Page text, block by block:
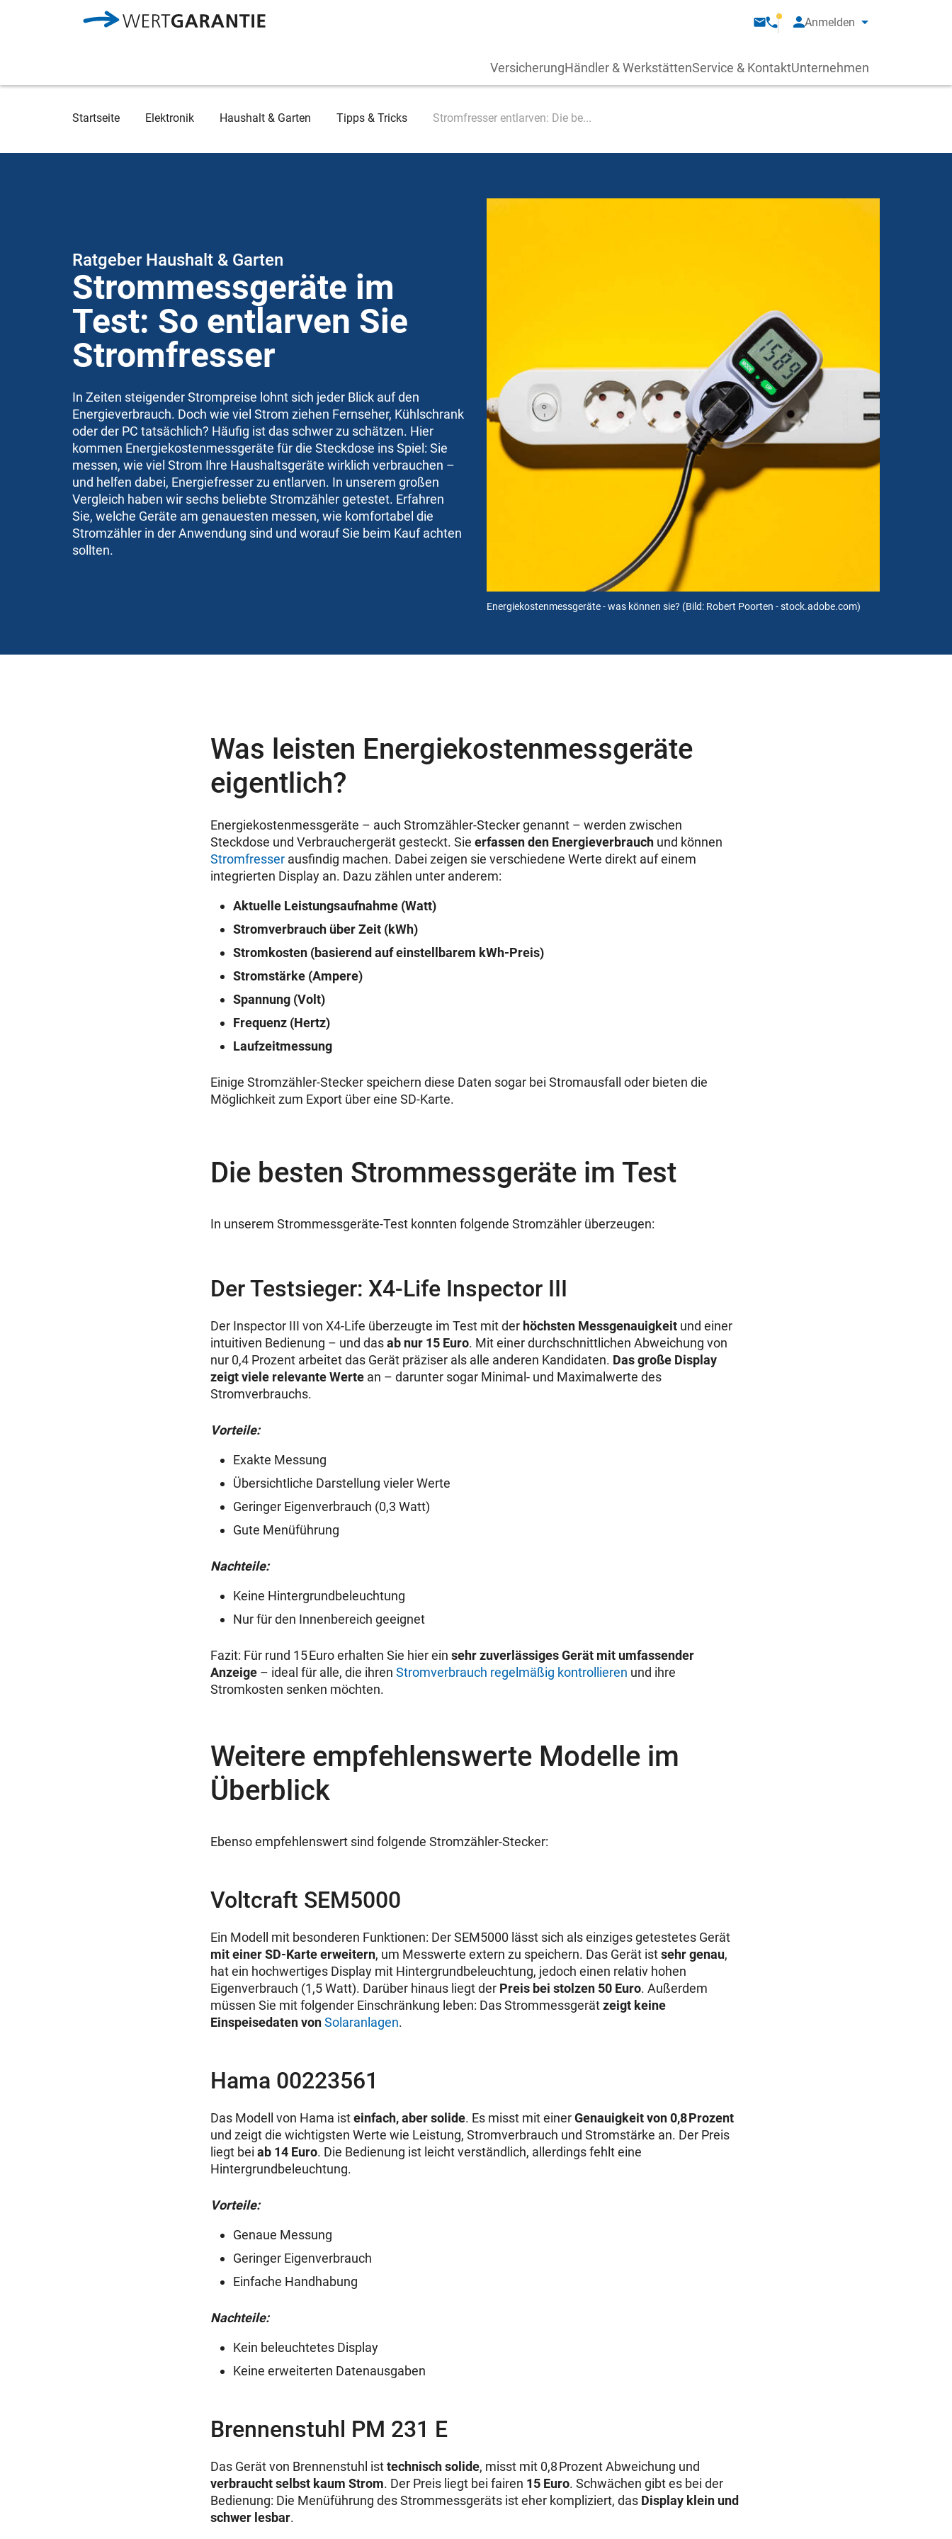
Anmelden
VersicherungHändler & WerkstättenService & KontaktUnternehmen
Breadcrumb
Startseite Elektronik Haushalt & Garten Tipps & Tricks Stromfresser entlarven: Die be...
Energiekostenmessgeräte - was können sie? (Bild: Robert Poorten - stock.adobe.com)
Ratgeber Haushalt & Garten
Strommessgeräte im
Test: So entlarven Sie
Stromfresser
In Zeiten steigender Strompreise lohnt sich jeder Blick auf den
Energieverbrauch. Doch wie viel Strom ziehen Fernseher, Kühlschrank
oder der PC tatsächlich? Häufig ist das schwer zu schätzen. Hier
kommen Energiekostenmessgeräte für die Steckdose ins Spiel: Sie
messen, wie viel Strom Ihre Haushaltsgeräte wirklich verbrauchen –
und helfen dabei, Energiefresser zu entlarven. In unserem großen
Vergleich haben wir sechs beliebte Stromzähler getestet. Erfahren
Sie, welche Geräte am genauesten messen, wie komfortabel die
Stromzähler in der Anwendung sind und worauf Sie beim Kauf achten
sollten.
Was leisten Energiekostenmessgeräte
eigentlich?
Energiekostenmessgeräte – auch Stromzähler-Stecker genannt – werden zwischen
Steckdose und Verbrauchergerät gesteckt. Sie erfassen den Energieverbrauch und können
Stromfresser ausfindig machen. Dabei zeigen sie verschiedene Werte direkt auf einem
integrierten Display an. Dazu zählen unter anderem:
Aktuelle Leistungsaufnahme (Watt)
Stromverbrauch über Zeit (kWh)
Stromkosten (basierend auf einstellbarem kWh-Preis)
Stromstärke (Ampere)
Spannung (Volt)
Frequenz (Hertz)
Laufzeitmessung
Einige Stromzähler-Stecker speichern diese Daten sogar bei Stromausfall oder bieten die
Möglichkeit zum Export über eine SD-Karte.
Die besten Strommessgeräte im Test
In unserem Strommessgeräte-Test konnten folgende Stromzähler überzeugen:
Der Testsieger: X4-Life Inspector III
Der Inspector III von X4-Life überzeugte im Test mit der höchsten Messgenauigkeit und einer
intuitiven Bedienung – und dasab nur 15 Euro. Mit einer durchschnittlichen Abweichung von
nur 0,4 Prozent arbeitet das Gerät präziser als alle anderen Kandidaten. Das große Display
zeigt viele relevante Werte an – darunter sogar Minimal- und Maximalwerte des
Stromverbrauchs.
Vorteile:
Exakte Messung
Übersichtliche Darstellung vieler Werte
Geringer Eigenverbrauch (0,3 Watt)
Gute Menüführung
Nachteile:
Keine Hintergrundbeleuchtung
Nur für den Innenbereich geeignet
Fazit: Für rund 15 Euro erhalten Sie hier ein sehr zuverlässiges Gerät mit umfassender
Anzeige – ideal für alle, die ihren Stromverbrauch regelmäßig kontrollieren und ihre
Stromkosten senken möchten.
Weitere empfehlenswerte Modelle im
Überblick
Ebenso empfehlenswert sind folgende Stromzähler-Stecker:
Voltcraft SEM5000
Ein Modell mit besonderen Funktionen: Der SEM5000 lässt sich als einziges getestetes Gerät
mit einer SD-Karte erweitern, um Messwerte extern zu speichern. Das Gerät istsehr genau,
hat ein hochwertiges Display mit Hintergrundbeleuchtung, jedoch einen relativ hohen
Eigenverbrauch (1,5 Watt). Darüber hinaus liegt der Preis bei stolzen 50 Euro. Außerdem
müssen Sie mit folgender Einschränkung leben: Das Strommessgerätzeigt keine
Einspeisedaten vonSolaranlagen.
Hama 00223561
Das Modell von Hama isteinfach, aber solide. Es misst mit einerGenauigkeit von 0,8 Prozent
und zeigt die wichtigsten Werte wie Leistung, Stromverbrauch und Stromstärke an. Der Preis
liegt bei ab 14 Euro. Die Bedienung ist leicht verständlich, allerdings fehlt eine
Hintergrundbeleuchtung.
Vorteile:
Genaue Messung
Geringer Eigenverbrauch
Einfache Handhabung
Nachteile:
Kein beleuchtetes Display
Keine erweiterten Datenausgaben
Brennenstuhl PM 231 E
Das Gerät von Brennenstuhl isttechnisch solide, misst mit 0,8 Prozent Abweichung und
verbraucht selbst kaum Strom. Der Preis liegt bei fairen 15 Euro. Schwächen gibt es bei der
Bedienung: Die Menüführung des Strommessgeräts ist eher kompliziert, das Display klein und
schwer lesbar.